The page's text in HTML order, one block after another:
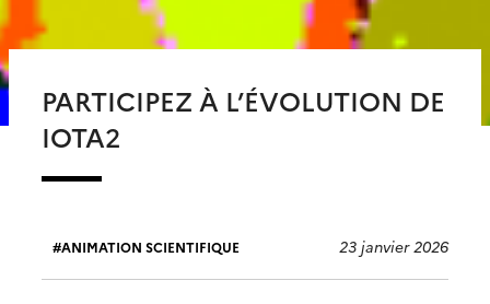
PARTICIPEZ À L’ÉVOLUTION DE
IOTA2
ANIMATION SCIENTIFIQUE 23 janvier 2026